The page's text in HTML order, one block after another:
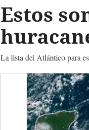
Estos
La lista del Atlántico para